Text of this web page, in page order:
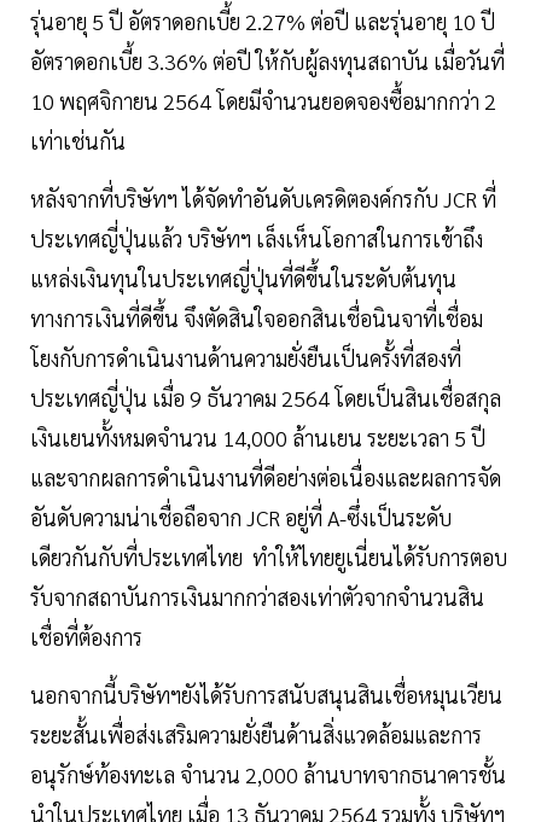
รุ่นอายุ 5 ปี อัตราดอกเบี้ย 2.27% ต่อปี และรุ่นอายุ 10 ปี
อัตราดอกเบี้ย 3.36% ต่อปี ให้กับผู้ลงทุนสถาบัน เมื่อวันที่
10 พฤศจิกายน 2564 โดยมีจำนวนยอดจองซื้อมากกว่า 2
เท่าเช่นกัน
หลังจากที่บริษัทฯ ได้จัดทำอันดับเครดิตองค์กรกับ JCR ที่
ประเทศญี่ปุ่นแล้ว บริษัทฯ เล็งเห็นโอกาสในการเข้าถึง
แหล่งเงินทุนในประเทศญี่ปุ่นที่ดีขึ้นในระดับต้นทุน
ทางการเงินที่ดีขึ้น จึงตัดสินใจออกสินเชื่อนินจาที่เชื่อม
โยงกับการดำเนินงานด้านความยั่งยืนเป็นครั้งที่สองที่
ประเทศญี่ปุ่น เมื่อ 9 ธันวาคม 2564 โดยเป็นสินเชื่อสกุล
เงินเยนทั้งหมดจำนวน 14,000 ล้านเยน ระยะเวลา 5 ปี
และจากผลการดำเนินงานที่ดีอย่างต่อเนื่องและผลการจัด
อันดับความน่าเชื่อถือจาก JCR อยู่ที่ A-ซึ่งเป็นระดับ
เดียวกันกับที่ประเทศไทย ทำให้ไทยยูเนี่ยนได้รับการตอบ
รับจากสถาบันการเงินมากกว่าสองเท่าตัวจากจำนวนสิน
เชื่อที่ต้องการ
นอกจากนี้บริษัทฯยังได้รับการสนับสนุนสินเชื่อหมุนเวียน
ระยะสั้นเพื่อส่งเสริมความยั่งยืนด้านสิ่งแวดล้อมและการ
อนุรักษ์ท้องทะเล จำนวน 2,000 ล้านบาทจากธนาคารชั้น
นำในประเทศไทย เมื่อ 13 ธันวาคม 2564 รวมทั้ง บริษัทฯ